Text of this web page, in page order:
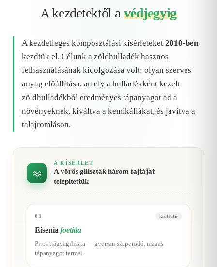
A kezdetektől a védjegyig
A kezdetleges komposztálási kísérleteket 2010-ben
kezdtük el. Célunk a zöldhulladék hasznos
felhasználásának kidolgozása volt: olyan szerves
anyag előállítása, amely a hulladékként kezelt
zöldhulladékból eredményes tápanyagot ad a
növényeknek, kiváltva a kemikáliákat, és javítva a
talajromláson.
A KÍSÉRLET
A vörös giliszták három fajtáját
telepítettük
01 kistestű
Eiseniafoetida
Piros trágyagiliszta — gyorsan szaporodó, magas
tápanyagot termel.